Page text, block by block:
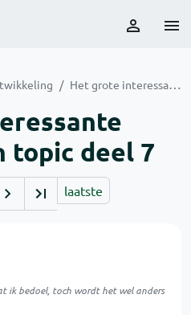
Het grote interessante aanbiedingen topic deel 7
topic deel 7
laatste
ik bedoel, toch wordt het wel anders